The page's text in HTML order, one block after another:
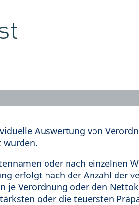
Auswertung von
wurden.
oder nach einzelnen
erfolgt nach der Anzahl der
Verordnung oder den
oder die teuersten